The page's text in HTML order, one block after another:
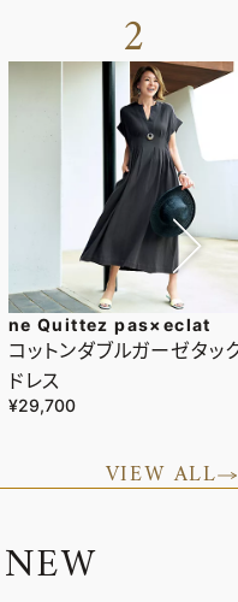
2
ne Quittez pas×eclat
コットンダブルガーゼタッ
ドレス
¥29,700
VIEW ALL
NEW